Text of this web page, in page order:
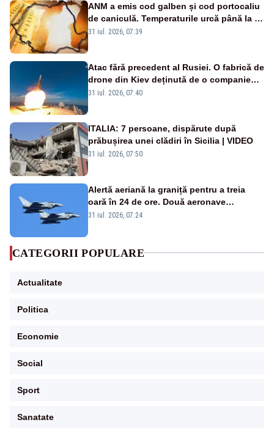
ANM a emis cod galben și cod portocaliu
de caniculă. Temperaturile urcă până la 38
de grade, iar nopțile devin tropicale
31 iul. 2026, 07:39
Atac fără precedent al Rusiei. O fabrică de
drone din Kiev deținută de o companie
americană, distrusă de o rachetă
31 iul. 2026, 07:40
ITALIA: 7 persoane, dispărute după
prăbușirea unei clădiri în Sicilia | VIDEO
31 iul. 2026, 07:50
Alertă aeriană la graniță pentru a treia
oară în 24 de ore. Două aeronave
Eurofighter britanice au fost ridicate de la
31 iul. 2026, 07:24
CATEGORII POPULARE
Actualitate
Politica
Economie
Social
Sport
Sanatate